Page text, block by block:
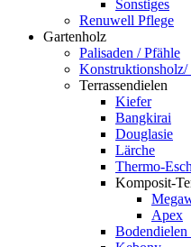
Sonstiges
Renuwell Pflege
Gartenholz
Palisaden / Pfähle
Konstruktionsholz/
Terrassendielen
Kiefer
Bangkirai
Douglasie
Lärche
Thermo-
Komposit-
Apex
Bodendielen